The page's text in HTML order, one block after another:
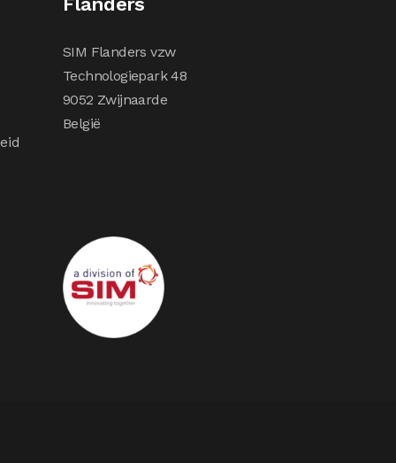
SIM Flanders vzw
Technologiepark 48
9052 Zwijnaarde
België